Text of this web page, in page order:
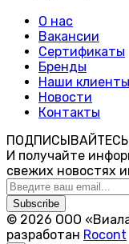
О нас
Вакансии
Сертификаты
Бренды
Наши клиенты
Новости
Контакты
И получайте
свежих новостях
Subscribe
© 2026 ООО
разработан Rocont